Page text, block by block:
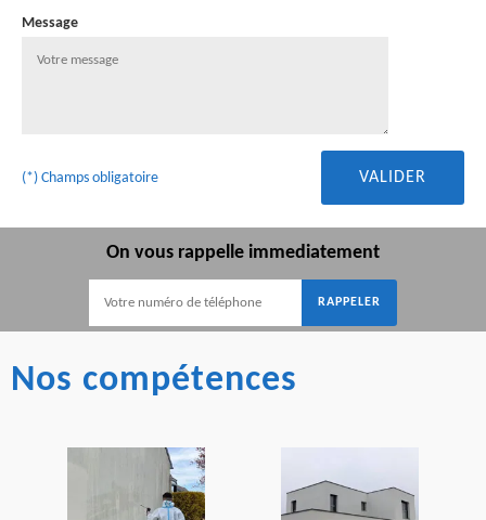
Message
(*) Champs obligatoire
On vous rappelle immediatement
Nos compétences